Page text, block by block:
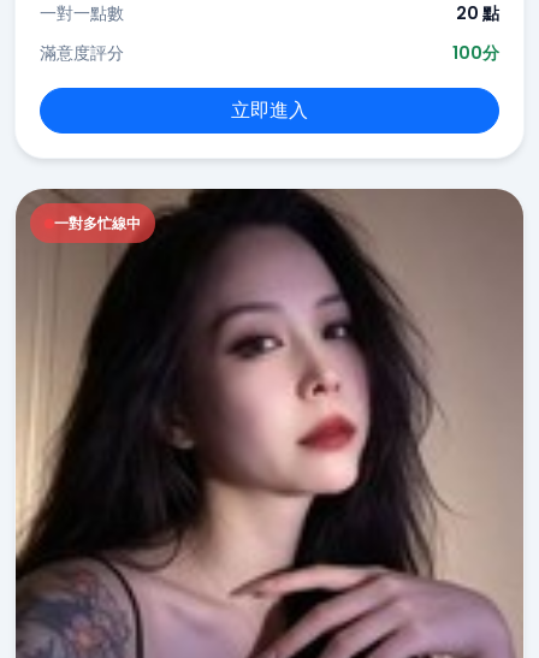
一對一點數
20 點
滿意度評分
100分
立即進入
一對多忙線中